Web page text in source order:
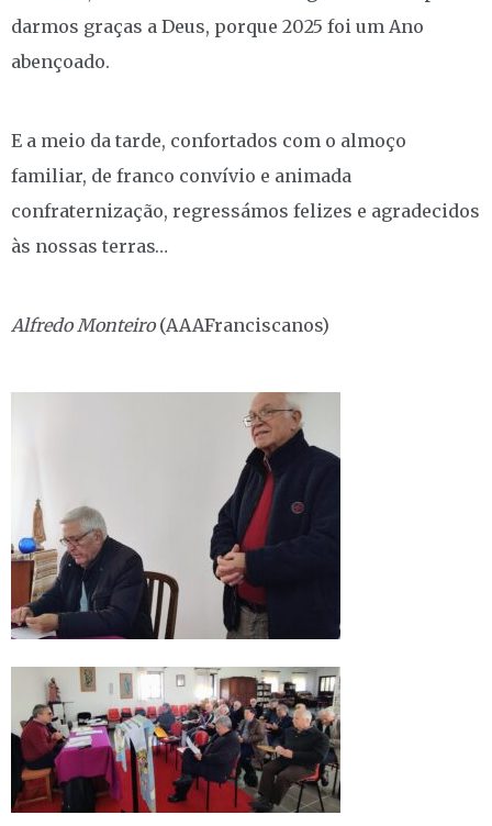
darmos graças a Deus, porque 2025 foi um Ano
abençoado.
E a meio da tarde, confortados com o almoço
familiar, de franco convívio e animada
confraternização, regressámos felizes e agradecidos
às nossas terras…
Alfredo Monteiro(AAAFranciscanos)